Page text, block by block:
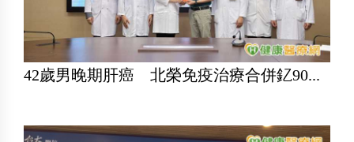
42歲男晚期肝癌 北榮免疫治療合併釔90...